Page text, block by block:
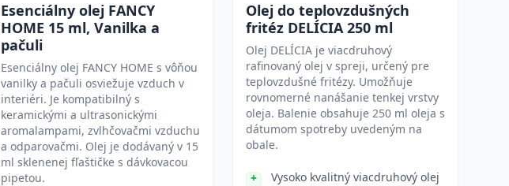
Esenciálny olej FANCY
HOME 15 ml, Vanilka a
pačuli
Esenciálny olej FANCY HOME s vôňou
vanilky a pačuli osviežuje vzduch v
interiéri. Je kompatibilný s
keramickými a ultrasonickými
aromalampami, zvlhčovačmi vzduchu
a odparovačmi. Olej je dodávaný v 15
ml sklenenej fľaštičke s dávkovacou
pipetou.
Olej do teplovzdušných
fritéz DELÍCIA 250 ml
Olej DELÍCIA je viacdruhový
rafinovaný olej v spreji, určený pre
teplovzdušné fritézy. Umožňuje
rovnomerné nanášanie tenkej vrstvy
oleja. Balenie obsahuje 250 ml oleja s
dátumom spotreby uvedeným na
obale.
Vysoko kvalitný viacdruhový olej